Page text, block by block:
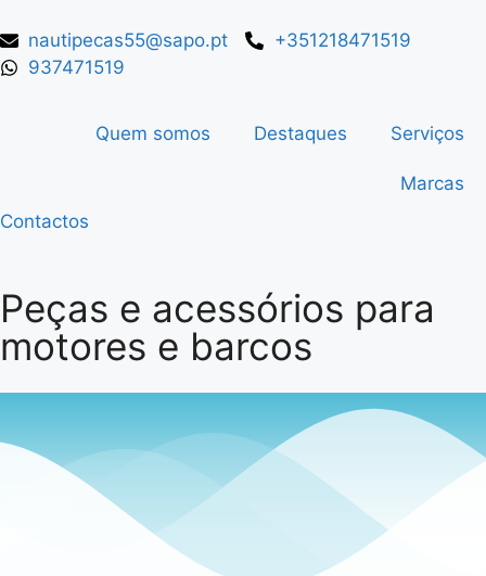
nautipecas55@sapo.pt
+351218471519
937471519
Quem somos Destaques Serviços
Marcas
Contactos
Peças e acessórios para
motores e barcos